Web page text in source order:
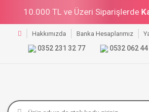
10.000 TL ve Üzeri Siparişlerde
Hakkımızda Banka Hesaplarımız
0352 231 32 77 0532 062 44